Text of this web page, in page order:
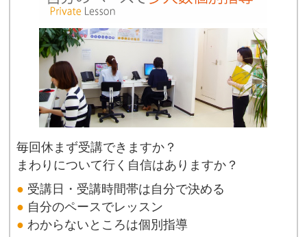
毎回休まず受講できますか？
まわりについて行く自信はありますか？
● 受講日・受講時間帯は自分で決める
● 自分のペースでレッスン
● わからないところは個別指導